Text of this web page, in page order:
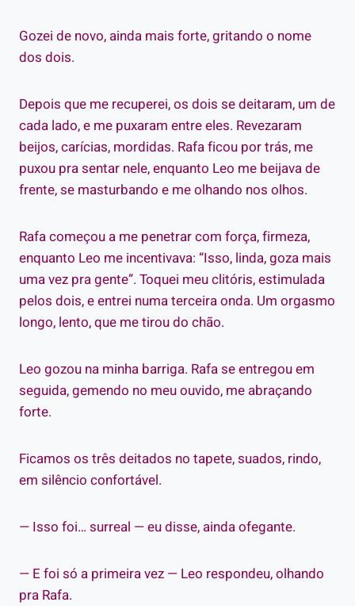
Gozei de novo, ainda mais forte, gritando o nome
dos dois.
Depois que me recuperei, os dois se deitaram, um de
cada lado, e me puxaram entre eles. Revezaram
beijos, carícias, mordidas. Rafa ficou por trás, me
puxou pra sentar nele, enquanto Leo me beijava de
frente, se masturbando e me olhando nos olhos.
Rafa começou a me penetrar com força, firmeza,
enquanto Leo me incentivava: “Isso, linda, goza mais
uma vez pra gente”. Toquei meu clitóris, estimulada
pelos dois, e entrei numa terceira onda. Um orgasmo
longo, lento, que me tirou do chão.
Leo gozou na minha barriga. Rafa se entregou em
seguida, gemendo no meu ouvido, me abraçando
forte.
Ficamos os três deitados no tapete, suados, rindo,
em silêncio confortável.
— Isso foi… surreal — eu disse, ainda ofegante.
— E foi só a primeira vez — Leo respondeu, olhando
pra Rafa.